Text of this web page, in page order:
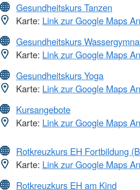
Gesundheitskurs Tanzen
Karte: Link zur Google Maps
Gesundheitskurs
Karte: Link zur Google Maps
Gesundheitskurs Yoga
Karte: Link zur Google Maps
Kursangebote
Karte: Link zur Google Maps
Rotkreuzkurs EH Fortbildung
Karte: Link zur Google Maps
Rotkreuzkurs EH am Kind